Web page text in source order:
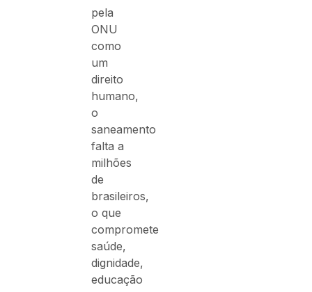
pela
ONU
como
um
direito
humano,
o
saneamento
falta a
milhões
de
brasileiros,
o que
compromete
saúde,
dignidade,
educação